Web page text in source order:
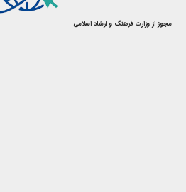
مجوز از وزارت فرهنگ و ارشاد اسلامی